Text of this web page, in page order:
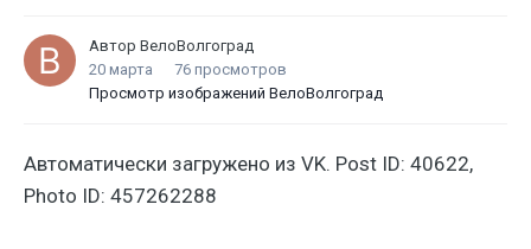
Автор ВелоВолгоград
20 марта
76 просмотров
Просмотр изображений ВелоВолгоград
Автоматически загружено из VK. Post ID: 40622,
Photo ID: 457262288